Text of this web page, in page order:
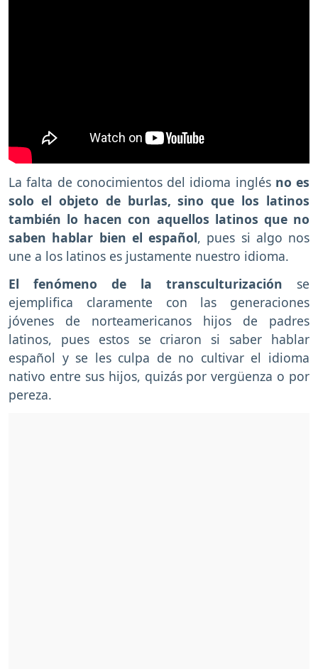
La falta de conocimientos del idioma inglésno es
solo el objeto de burlas, sino que los latinos
también lo hacen con aquellos latinos que no
saben hablar bien el español, pues si algo nos
une a los latinos es justamente nuestro idioma.
El fenómeno de la transculturización se
ejemplifica claramente con las generaciones
jóvenes de norteamericanos hijos de padres
latinos, pues estos se criaron si saber hablar
español y se les culpa de no cultivar el idioma
nativo entre sus hijos, quizás por vergüenza o por
pereza.